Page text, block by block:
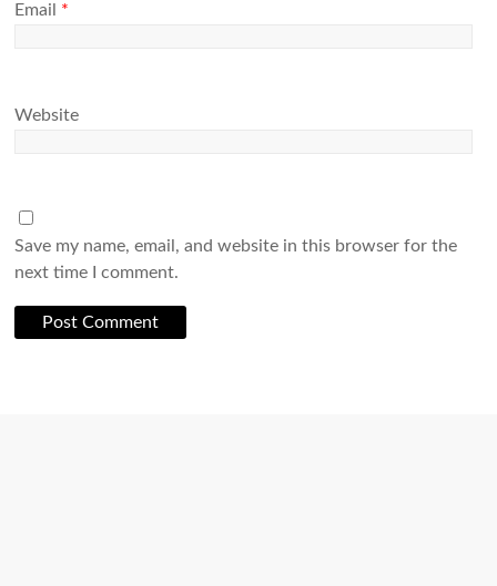
Email *
Website
Save my name, email, and website in this browser for the
next time I comment.